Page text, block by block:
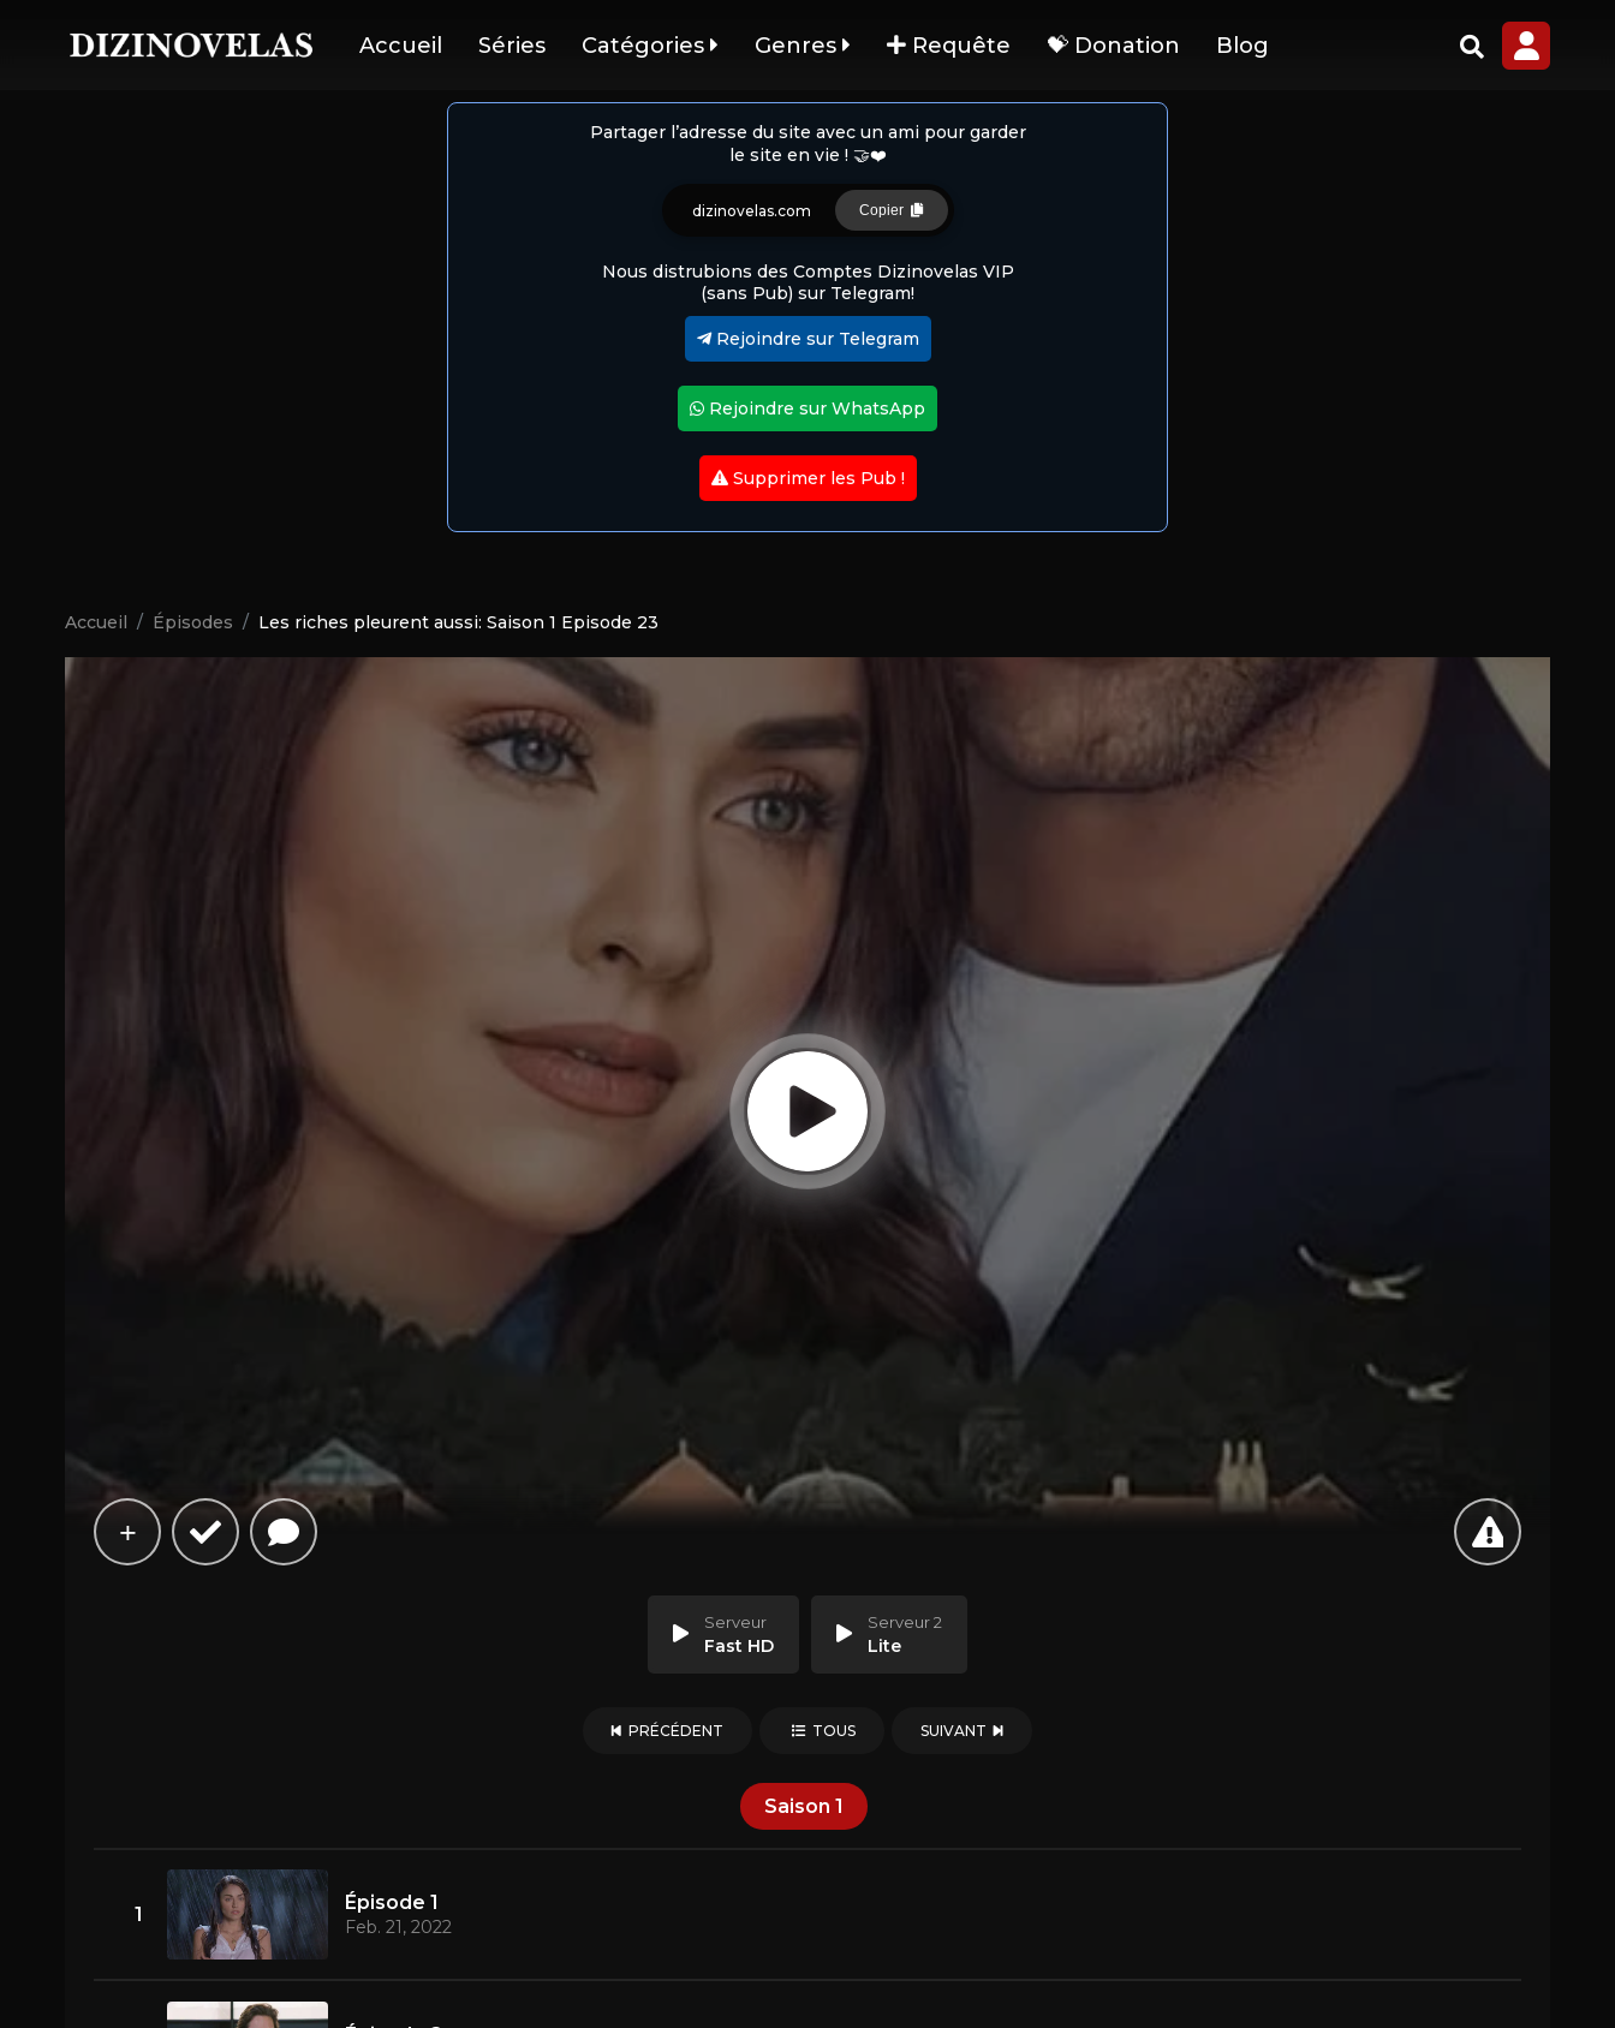
Accueil Séries Catégories Genres Requête 💝 Donation Blog
Partager l’adresse du site avec un ami pour garder
le site en vie ! 🤝❤️
dizinovelas.com Copier
Nous distrubions des Comptes Dizinovelas VIP
(sans Pub) sur Telegram!
Rejoindre sur Telegram
Rejoindre sur WhatsApp
Supprimer les Pub !
Accueil Épisodes Les riches pleurent aussi: Saison 1 Episode 23
Serveur
Fast HD
Serveur 2
Lite
PRÉCÉDENT TOUS SUIVANT
Saison 1
1
Épisode 1
Feb. 21, 2022